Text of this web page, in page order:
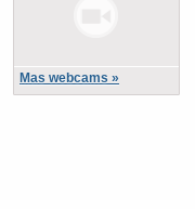
Mas webcams »